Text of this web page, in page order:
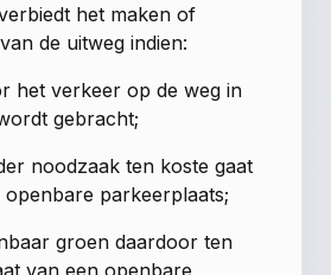
het maken of
de uitweg indien:
het verkeer op de weg in
gebracht;
noodzaak ten koste gaat
openbare parkeerplaats;
groen daardoor ten
van een openbare